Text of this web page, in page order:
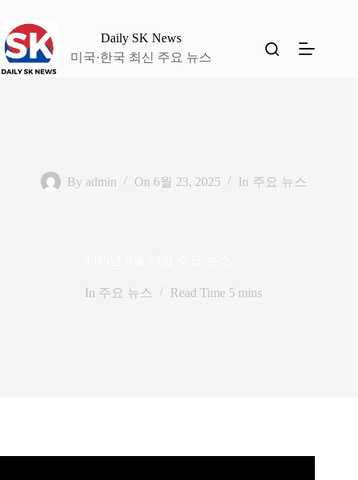
으
로
건
Daily SK News
미국·한국 최신 주요 뉴스
By admin On 6월 23, 2025 In 주요 뉴스
In 주요 뉴스 Read Time 5 mins